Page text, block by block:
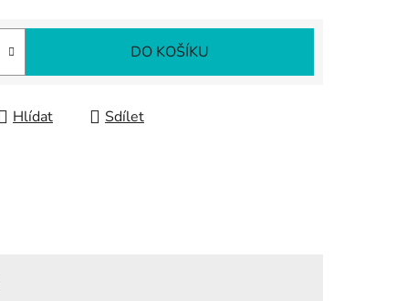
DO KOŠÍKU
Hlídat Sdílet